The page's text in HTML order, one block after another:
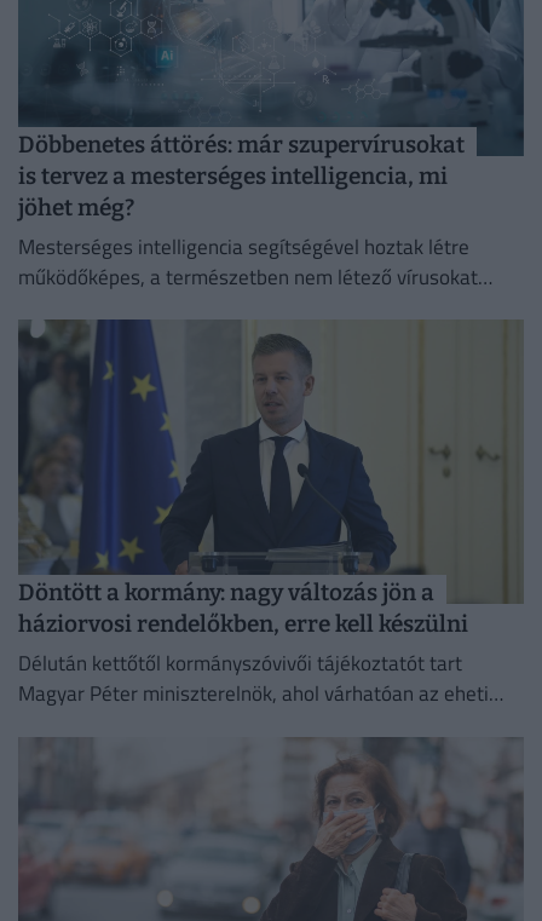
Döbbenetes áttörés: már szupervírusokat
is tervez a mesterséges intelligencia, mi
jöhet még?
Mesterséges intelligencia segítségével hoztak létre
működőképes, a természetben nem létező vírusokat
Döntött a kormány: nagy változás jön a
háziorvosi rendelőkben, erre kell készülni
Délután kettőtől kormányszóvivői tájékoztatót tart
Magyar Péter miniszterelnök, ahol várhatóan az eheti